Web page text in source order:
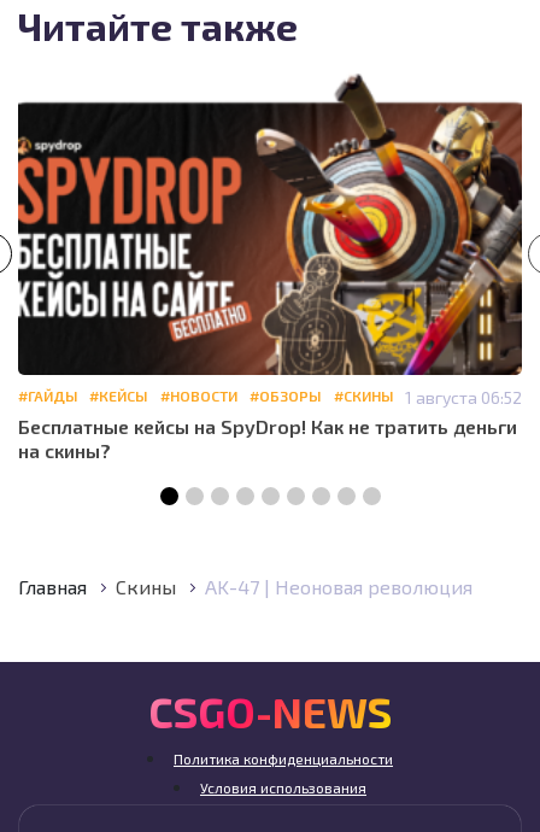
Читайте также
#ГАЙДЫ #КЕЙСЫ #НОВОСТИ #ОБЗОРЫ #СКИНЫ 1 августа 06:52
Бесплатные кейсы на SpyDrop! Как не тратить деньги
на скины?
Главная Скины AK-47 | Неоновая революция
CSGO-NEWS
Политика конфиденциальности
Условия использования